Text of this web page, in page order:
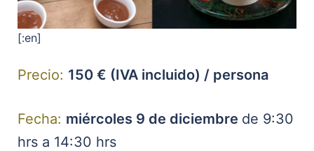
[:en]
Precio: 150 € (IVA incluido) / persona
Fecha: miércoles 9 de diciembre de 9:30
hrs a 14:30 hrs